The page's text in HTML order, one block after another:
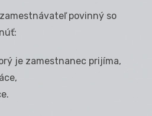
povinný so
je zamestnanec prijíma,